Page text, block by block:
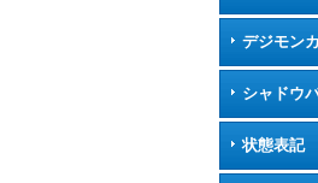
デジモン
シャドウ
状態表記